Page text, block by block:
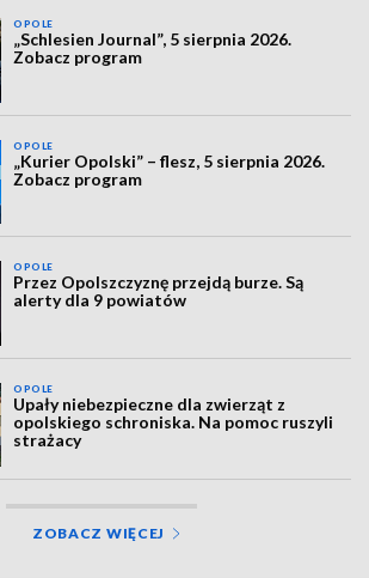
OPOLE
„Schlesien Journal”, 5 sierpnia 2026.
Zobacz program
OPOLE
„Kurier Opolski” – flesz, 5 sierpnia 2026.
Zobacz program
OPOLE
Przez Opolszczyznę przejdą burze. Są
alerty dla 9 powiatów
OPOLE
Upały niebezpieczne dla zwierząt z
opolskiego schroniska. Na pomoc ruszyli
strażacy
ZOBACZ WIĘCEJ